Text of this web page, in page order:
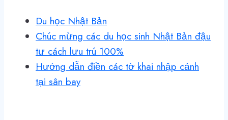
Du học Nhật Bản
Chúc mừng các du học sinh Nhật Bản đậu
tư cách lưu trú 100%
Hướng dẫn điền các tờ khai nhập cảnh
tại sân bay